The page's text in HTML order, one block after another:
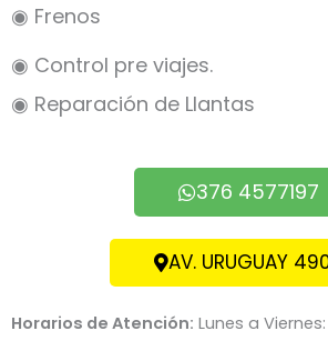
◉ Frenos
◉ Control pre viajes.
◉ Reparación de Llantas
376 4577197
AV. URUGUAY
Horarios de Atención: Lunes a